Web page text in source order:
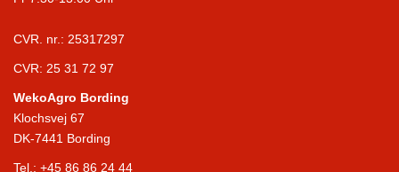
CVR. nr.: 25317297
CVR: 25 31 72 97
WekoAgro Bording
Klochsvej 67
DK-7441 Bording
Tel.: +45 86 86 24 44